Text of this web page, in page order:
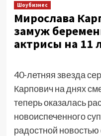
Шоубизнес
Мирослава
замуж
актрисы на 11
40-летняя звезда
Карпович на днях
теперь оказалась
новоиспеченного
радостной